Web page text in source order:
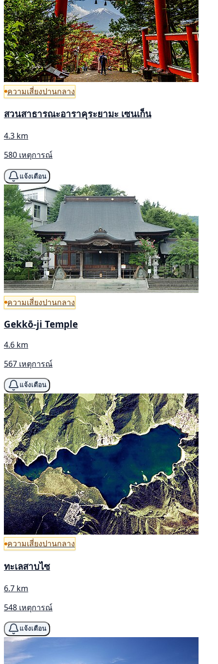
ความเสี่ยงปานกลาง
สวนสาธารณะอาราคุระยามะ เซนเก็น
4.3 km
580 เหตุการณ์
แจ้งเตือน
ความเสี่ยงปานกลาง
Gekkō-ji Temple
4.6 km
567 เหตุการณ์
แจ้งเตือน
ความเสี่ยงปานกลาง
ทะเลสาบไซ
6.7 km
548 เหตุการณ์
แจ้งเตือน